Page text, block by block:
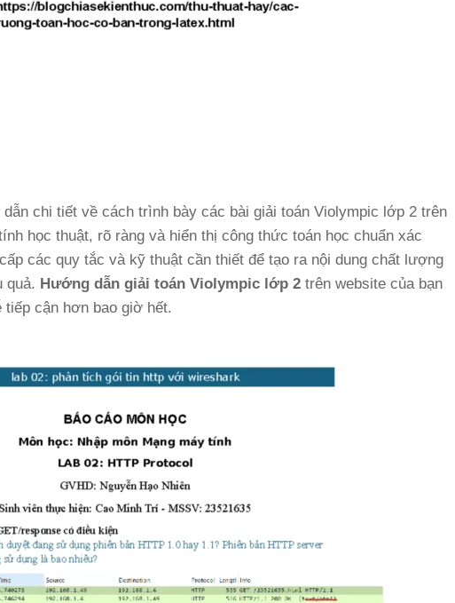
chi tiết về cách trình bày các bài giải toán Violympic lớp 2 trên
học thuật, rõ ràng và hiển thị công thức toán học chuẩn xác
các quy tắc và kỹ thuật cần thiết để tạo ra nội dung chất lượng
quả. Hướng dẫn giải toán Violympic lớp 2 trên website của bạn
cận hơn bao giờ hết.